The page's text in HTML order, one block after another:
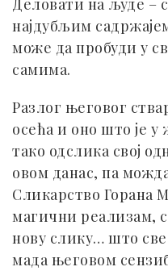
Деловати на људе –
најдубљим
може да пробуди у
самима.
Разлог његовог
осећа и оно што је
тако одслика свој
овом данас, па
Сликарство Горана
магични реализам,
нову слику… што све
мада његовом